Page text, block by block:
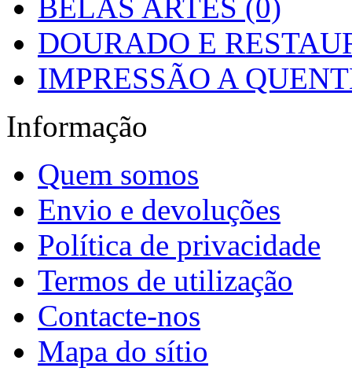
BELAS ARTES (0)
DOURADO E
IMPRESSÃO A
Informação
Quem somos
Envio e devoluções
Política de privacidade
Termos de utilização
Contacte-nos
Mapa do sítio